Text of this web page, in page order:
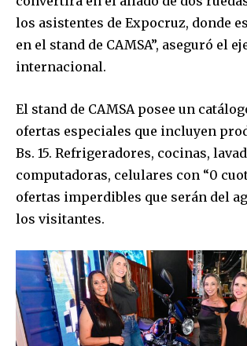
los asistentes de Expocruz, donde
en el stand de CAMSA”, aseguró el
internacional.
El stand de CAMSA posee un
ofertas especiales que incluyen
Bs. 15. Refrigeradores, cocinas,
computadoras, celulares con “0
ofertas imperdibles que serán del
los visitantes.